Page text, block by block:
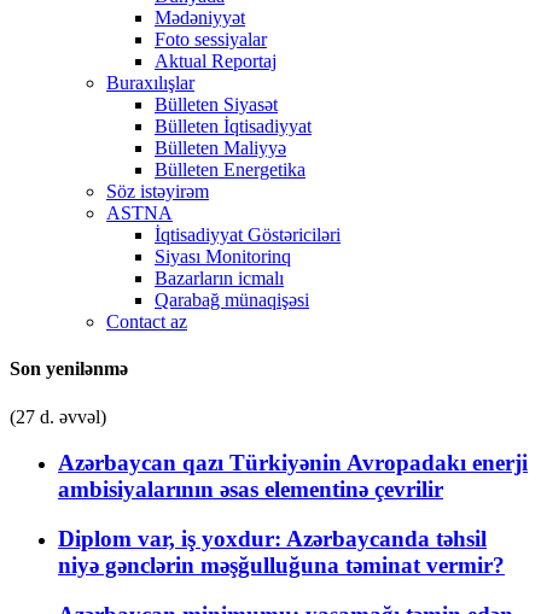
Mədəniyyət
Foto sessiyalar
Aktual Reportaj
Buraxılışlar
Bülleten Siyasət
Bülleten İqtisadiyyat
Bülleten Maliyyə
Bülleten Energetika
Söz istəyirəm
ASTNA
İqtisadiyyat Göstəriciləri
Siyası Monitorinq
Bazarların icmalı
Qarabağ münaqişəsi
Contact az
Son yenilənmə
(27 d. əvvəl)
Azərbaycan qazı Türkiyənin Avropadakı enerji
ambisiyalarının əsas elementinə çevrilir
Diplom var, iş yoxdur: Azərbaycanda təhsil
niyə gənclərin məşğulluğuna təminat vermir?